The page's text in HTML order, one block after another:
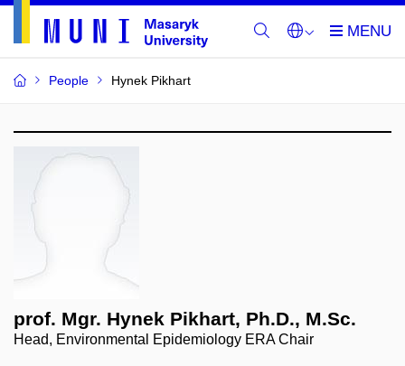
People Hynek Pikhart
prof. Mgr. Hynek Pikhart, Ph.D., M.Sc.
Head, Environmental Epidemiology ERA Chair